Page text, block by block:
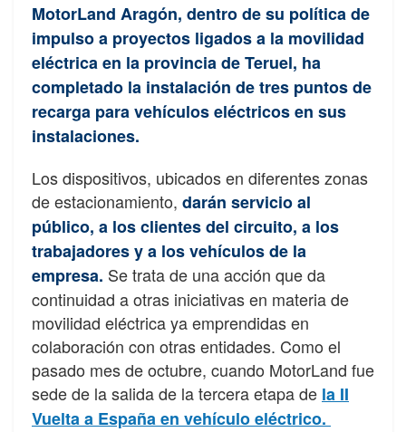
MotorLand Aragón, dentro de su política de
impulso a proyectos ligados a la movilidad
eléctrica en la provincia de Teruel, ha
completado la instalación de tres puntos de
recarga para vehículos eléctricos en sus
instalaciones.
Los dispositivos, ubicados en diferentes zonas
de estacionamiento, darán servicio al
público, a los clientes del circuito, a los
trabajadores y a los vehículos de la
empresa. Se trata de una acción que da
continuidad a otras iniciativas en materia de
movilidad eléctrica ya emprendidas en
colaboración con otras entidades. Como el
pasado mes de octubre, cuando MotorLand fue
sede de la salida de la tercera etapa de la II
Vuelta a España en vehículo eléctrico.